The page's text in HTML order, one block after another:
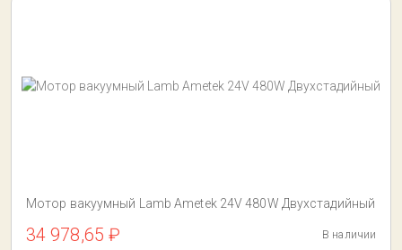
Мотор вакуумный Lamb Ametek 24V 480W Двухстадийный
34 978,65 ₽ В наличии